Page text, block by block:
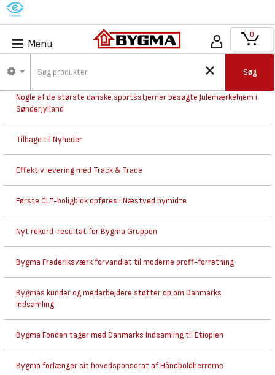
M
Menu
Søg
0
Nyhedsarkiv
Nogle af de største danske sportsstjerner besøgte Julemærkehjem i
Sønderjylland
Tilbage til Nyheder
Effektiv levering med Track & Trace
Første CLT-boligblok opføres i Næstved bymidte
Nyt rekord-resultat for Bygma Gruppen
Bygma Frederiksværk forvandlet til moderne proff-forretning
Bygmas kunder og medarbejdere støtter op om Danmarks
Indsamling
Bygma Fonden tager med Danmarks Indsamling til Etiopien
Bygma forlænger sit hovedsponsorat af Håndboldherrerne